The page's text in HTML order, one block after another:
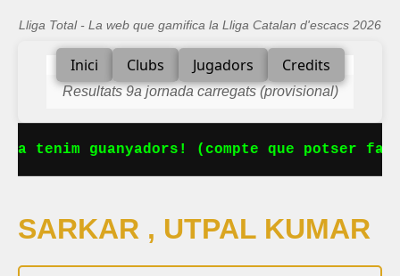
Lliga Total - La web que gamifica la Lliga Catalan d'escacs 2026
Inici Clubs Jugadors Credits
Resultats 9a jornada carregats (provisional)
tenim guanyadors! (compte que potser
SARKAR , UTPAL KUMAR